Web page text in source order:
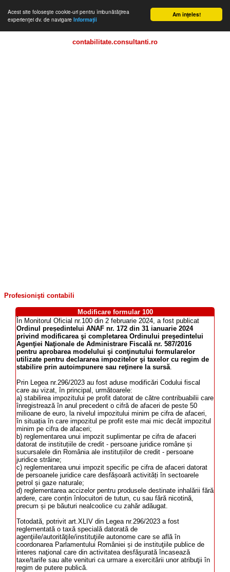
Am înţeles!
Acest site foloseşte cookie-uri pentru îmbunătăţirea
experienţei dv. de navigare Informaţii
contabilitate.consultanti.ro
Profesionişti contabili
Modificare formular 100
În Monitorul Oficial nr.100 din 2 februarie 2024, a fost publicat
Ordinul președintelui ANAF nr. 172 din 31 ianuarie 2024
privind modificarea şi completarea Ordinului preşedintelui
Agenţiei Naţionale de Administrare Fiscală nr. 587/2016
pentru aprobarea modelului şi conţinutului formularelor
utilizate pentru declararea impozitelor şi taxelor cu regim de
stabilire prin autoimpunere sau reţinere la sursă.
Prin Legea nr.296/2023 au fost aduse modificări Codului fiscal
care au vizat, în principal, următoarele:
a) stabilirea impozitului pe profit datorat de către contribuabilii care
înregistrează în anul precedent o cifră de afaceri de peste 50
milioane de euro, la nivelul impozitului minim pe cifra de afaceri,
în situația în care impozitul pe profit este mai mic decât impozitul
minim pe cifra de afaceri;
b) reglementarea unui impozit suplimentar pe cifra de afaceri
datorat de instituțiile de credit - persoane juridice române și
sucursalele din România ale instituțiilor de credit - persoane
juridice străine;
c) reglementarea unui impozit specific pe cifra de afaceri datorat
de persoanele juridice care desfășoară activități în sectoarele
petrol și gaze naturale;
d) reglementarea accizelor pentru produsele destinate inhalării fără
ardere, care conțin înlocuitori de tutun, cu sau fără nicotină,
precum și pe băuturi nealcoolice cu zahăr adăugat.
Totodată, potrivit art.XLIV din Legea nr.296/2023 a fost
reglementată o taxă specială datorată de
agenţiile/autorităţile/instituţiile autonome care se află în
coordonarea Parlamentului României și de instituţiile publice de
interes naţional care din activitatea desfăşurată încasează
taxe/tarife sau alte venituri ca urmare a exercitării unor atribuţii în
regim de putere publică.